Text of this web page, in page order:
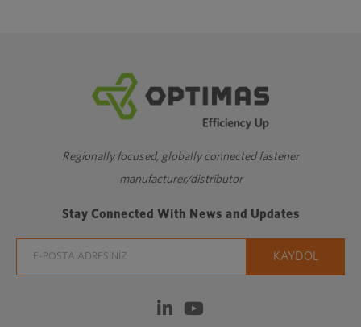
Regionally focused, globally connected fastener
manufacturer/distributor
Stay Connected With News and Updates